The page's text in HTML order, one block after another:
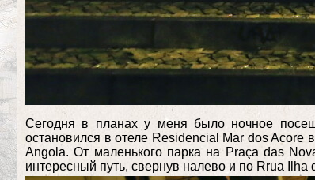
Сегодня в планах у меня было ночное
остановился в отеле Residencial Mar dos
Angola. От маленького парка на Praça das
интересный путь, свернув налево и по Rrua